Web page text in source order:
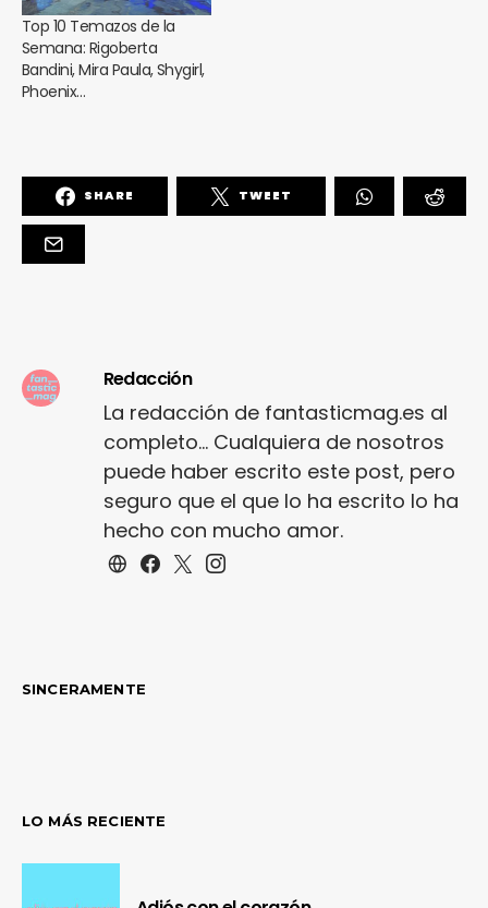
Top 10 Temazos de la
Semana: Rigoberta
Bandini, Mira Paula, Shygirl,
Phoenix…
SHARE TWEET
Redacción
La redacción de fantasticmag.es al
completo... Cualquiera de nosotros
puede haber escrito este post, pero
seguro que el que lo ha escrito lo ha
hecho con mucho amor.
SINCERAMENTE
LO MÁS RECIENTE